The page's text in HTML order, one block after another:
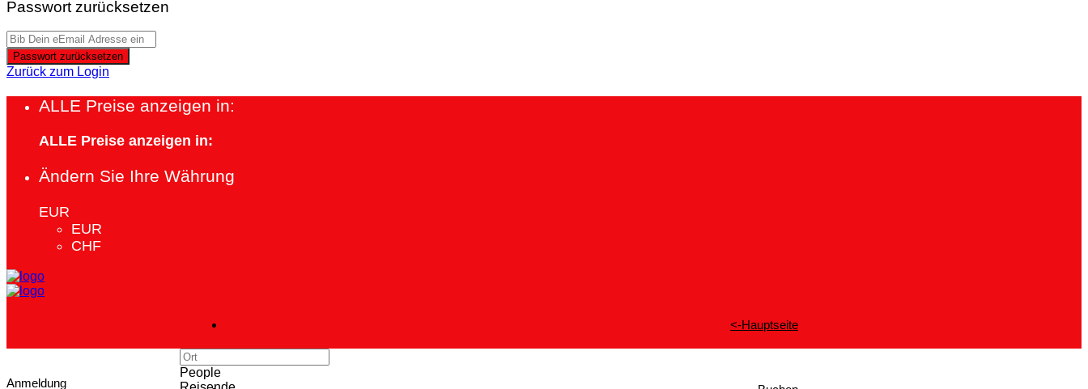
Passwort zurücksetzen
Passwort zurücksetzen
Zurück zum Login
ALLE Preise anzeigen in:
ALLE Preise anzeigen in:
Ändern Sie Ihre Währung
EUR
EUR
CHF
<-Hauptseite
Anmeldung
People